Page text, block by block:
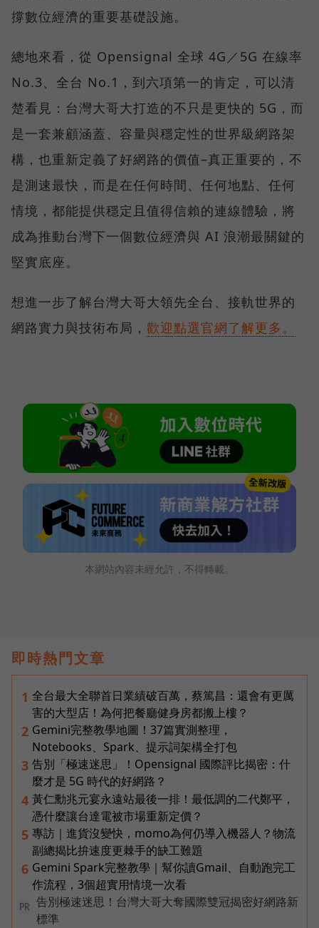
撐數位經濟的重要基礎設施。
總地來看，從 Opensignal 全球 4G／5G 在線率
No.3、全台 No.1，到六項第一的肯定，可以清
楚看見：台灣大哥大打造的不只是更快的 5G，而
是一套兼顧涵蓋、容量與穩定性的世界級網路架
構，也重新定義了好網路的價值–真正重要的，不
是測速最快，而是在任何時間、任何地點、任何
情境，都能提供穩定且值得信賴的連線體驗，將
成為推動台灣下一個數位經濟與 AI 浪潮最關鍵的
堅實底座。
想進一步了解台灣大哥大領先全台、接軌世界的
網路實力與技術布局， 歡迎點選官網了解更多。
本網站內容未經允許，不得轉載。
即時熱門文章
1 全台最大全聯首日業績破百萬，蔡篤昌：還會有更厲
害的大型店！為何把餐廳健身房都搬上樓？
2 Gemini完整教學地圖！37篇實測整理，
Notebooks、Spark、提示詞架構全打包
3 告別「極速迷思」！Opensignal 國際評比揭密：什
麼才是 5G 時代的好網路？
4 黃仁勳兆元宴永遠站最後一排！最低調的二代鄭平，
憑什麼讓台達電被市場重新定價？
5 專訪｜進貨沒變快，momo為何仍導入機器人？物流
副總揭比拚速度更棘手的缺工難題
6 Gemini Spark完整教學｜幫你讀Gmail、自動跑完工
作流程，3個超實用情境一次看
PR
告別極速迷思！台灣大哥大奪國際雙冠揭密好網路新
標準